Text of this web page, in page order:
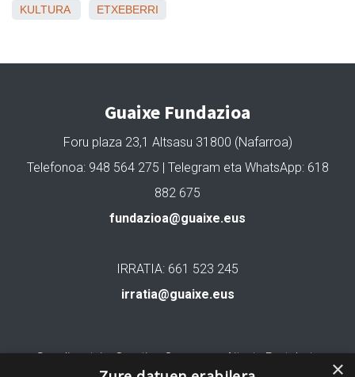
KULTURA ETXEBERRI
Guaixe Fundazioa
Foru plaza 23,1 Altsasu 31800 (Nafarroa)
Telefonoa: 948 564 275 | Telegram eta WhatsApp: 618
882 675
fundazioa@guaixe.eus
IRRATIA: 661 523 245
irratia@guaixe.eus
Gure lizentzia: Creative Commons Aitortu Partekatu ×